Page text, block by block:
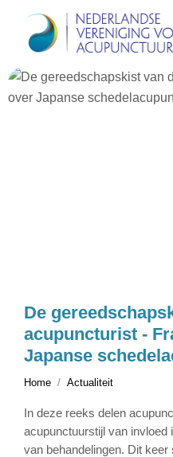
De
acupuncturist -
Japanse
Home Actualiteit
In deze reeks delen
acupunctuurstijl van invloed
van behandelingen. Dit